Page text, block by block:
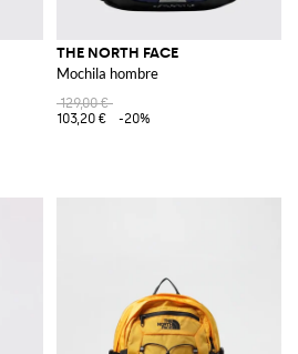
THE NORTH FACE
Mochila hombre
129,00 €
103,20 €
-20%